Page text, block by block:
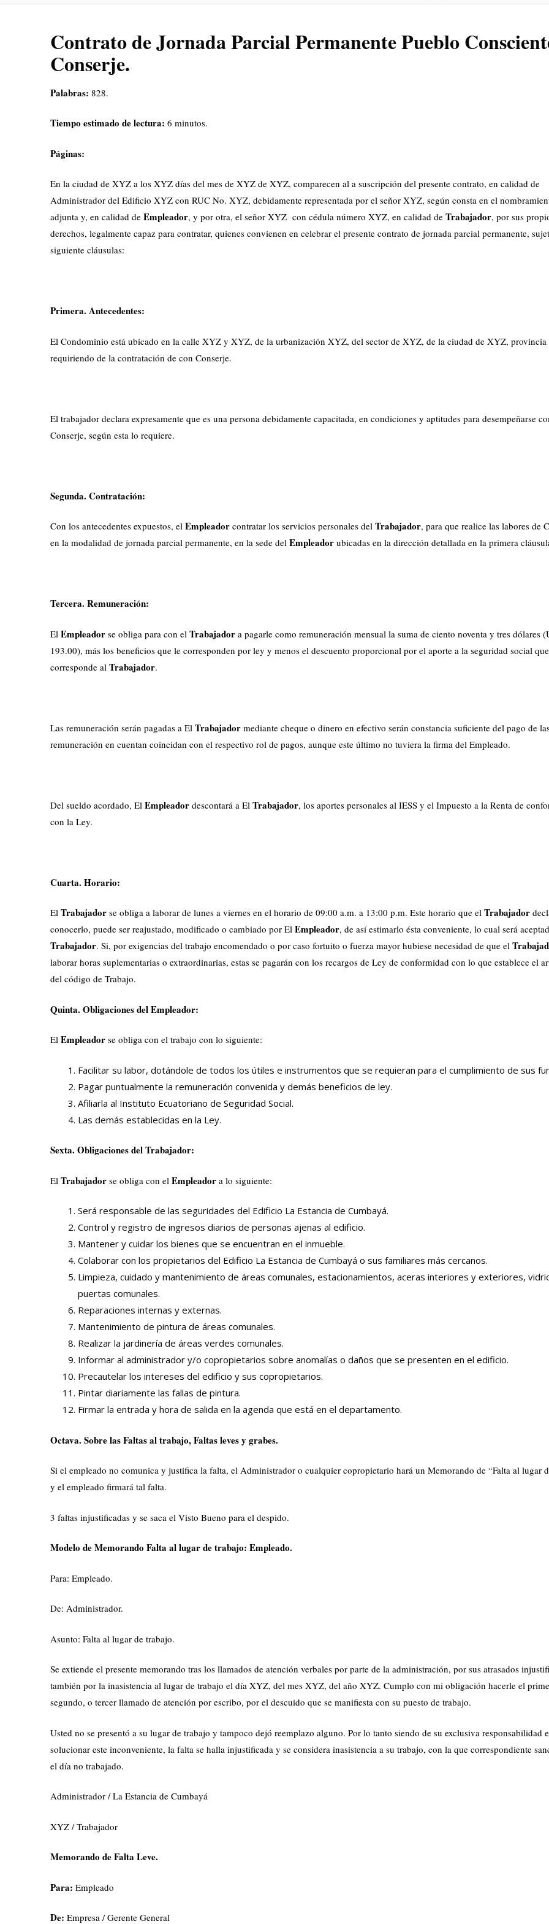
Contrato de Jornada Parcial Permanente Pueblo
Conserje.
Palabras: 828.
Tiempo estimado de lectura: 6 minutos.
Páginas:
En la ciudad de XYZ a los XYZ días del mes de XYZ de XYZ, comparecen al a suscripción del presente contrato, en calidad de
Administrador del Edificio XYZ con RUC No. XYZ, debidamente representada por el señor XYZ, según consta en el
adjunta y, en calidad de Empleador, y por otra, el señor XYZ con cédula número XYZ, en calidad de Trabajador, por sus
derechos, legalmente capaz para contratar, quienes convienen en celebrar el presente contrato de jornada parcial permanente,
siguiente cláusulas:
Primera. Antecedentes:
El Condominio está ubicado en la calle XYZ y XYZ, de la urbanización XYZ, del sector de XYZ, de la ciudad de XYZ,
requiriendo de la contratación de con Conserje.
El trabajador declara expresamente que es una persona debidamente capacitada, en condiciones y aptitudes para desempeñarse
Conserje, según esta lo requiere.
Segunda. Contratación:
Con los antecedentes expuestos, el Empleador contratar los servicios personales del Trabajador, para que realice las labores de
en la modalidad de jornada parcial permanente, en la sede del Empleador ubicadas en la dirección detallada en la primera
Tercera. Remuneración:
El Empleador se obliga para con el Trabajador a pagarle como remuneración mensual la suma de ciento noventa y tres dólares
193.00), más los beneficios que le corresponden por ley y menos el descuento proporcional por el aporte a la seguridad social que
corresponde al Trabajador.
Las remuneración serán pagadas a El Trabajador mediante cheque o dinero en efectivo serán constancia suficiente del pago de
remuneración en cuentan coincidan con el respectivo rol de pagos, aunque este último no tuviera la firma del Empleado.
Del sueldo acordado, El Empleador descontará a El Trabajador, los aportes personales al IESS y el Impuesto a la Renta de
con la Ley.
Cuarta. Horario:
El Trabajador se obliga a laborar de lunes a viernes en el horario de 09:00 a.m. a 13:00 p.m. Este horario que el Trabajador
conocerlo, puede ser reajustado, modificado o cambiado por El Empleador, de así estimarlo ésta conveniente, lo cual será
Trabajador. Si, por exigencias del trabajo encomendado o por caso fortuito o fuerza mayor hubiese necesidad de que el
laborar horas suplementarias o extraordinarias, estas se pagarán con los recargos de Ley de conformidad con lo que establece el
del código de Trabajo.
Quinta. Obligaciones del Empleador:
El Empleador se obliga con el trabajo con lo siguiente:
Facilitar su labor, dotándole de todos los útiles e instrumentos que se requieran para el cumplimiento de sus
Pagar puntualmente la remuneración convenida y demás beneficios de ley.
Afiliarla al Instituto Ecuatoriano de Seguridad Social.
Las demás establecidas en la Ley.
Sexta. Obligaciones del Trabajador:
El Trabajador se obliga con el Empleador a lo siguiente:
Será responsable de las seguridades del Edificio La Estancia de Cumbayá.
Control y registro de ingresos diarios de personas ajenas al edificio.
Mantener y cuidar los bienes que se encuentran en el inmueble.
Colaborar con los propietarios del Edificio La Estancia de Cumbayá o sus familiares más cercanos.
Limpieza, cuidado y mantenimiento de áreas comunales, estacionamientos, aceras interiores y exteriores,
puertas comunales.
Reparaciones internas y externas.
Mantenimiento de pintura de áreas comunales.
Realizar la jardinería de áreas verdes comunales.
Informar al administrador y/o copropietarios sobre anomalías o daños que se presenten en el edificio.
Precautelar los intereses del edificio y sus copropietarios.
Pintar diariamente las fallas de pintura.
Firmar la entrada y hora de salida en la agenda que está en el departamento.
Octava. Sobre las Faltas al trabajo, Faltas leves y grabes.
Si el empleado no comunica y justifica la falta, el Administrador o cualquier copropietario hará un Memorando de “Falta al lugar
y el empleado firmará tal falta.
3 faltas injustificadas y se saca el Visto Bueno para el despido.
Modelo de Memorando Falta al lugar de trabajo: Empleado.
Para: Empleado.
De: Administrador.
Asunto: Falta al lugar de trabajo.
Se extiende el presente memorando tras los llamados de atención verbales por parte de la administración, por sus atrasados
también por la inasistencia al lugar de trabajo el día XYZ, del mes XYZ, del año XYZ. Cumplo con mi obligación hacerle el
segundo, o tercer llamado de atención por escribo, por el descuido que se manifiesta con su puesto de trabajo.
Usted no se presentó a su lugar de trabajo y tampoco dejó reemplazo alguno. Por lo tanto siendo de su exclusiva responsabilidad
solucionar este inconveniente, la falta se halla injustificada y se considera inasistencia a su trabajo, con la que correspondiente
el día no trabajado.
Administrador / La Estancia de Cumbayá
XYZ / Trabajador
Memorando de Falta Leve.
Para: Empleado
De: Empresa / Gerente General